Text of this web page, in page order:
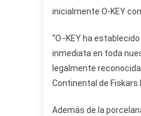
inicialmente O-KEY
“O−KEY ha
inmediata en toda
legalmente
Continental de Fiskars
Además de la